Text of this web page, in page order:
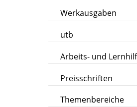
Werkausgaben
utb
Arbeits- und
Preisschriften
Themenbereiche